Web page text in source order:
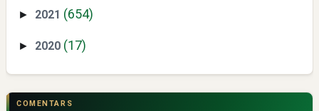
Ketaatan
► 2021 (654)
► 2020 (17)
COMENTARS